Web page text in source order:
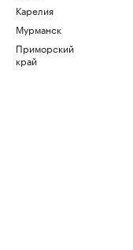
Карелия
Мурманск
Приморский
край